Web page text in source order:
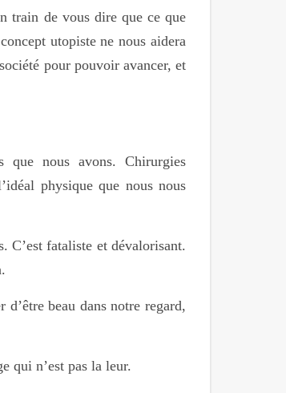
train de vous dire que ce que
utopiste ne nous aidera
pour pouvoir avancer, et
que nous avons. Chirurgies
physique que nous nous
C’est fataliste et dévalorisant.
beau dans notre regard,
qui n’est pas la leur.